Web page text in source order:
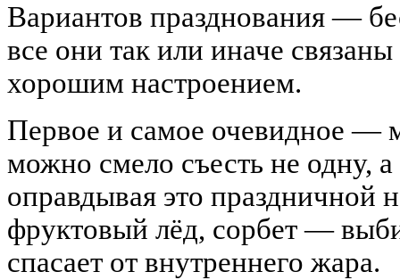
Вариантов празднования —
все они так или иначе
хорошим настроением.
Первое и самое очевидное —
можно смело съесть не одну,
оправдывая это
фруктовый лёд, сорбет —
спасает от внутреннего жара.